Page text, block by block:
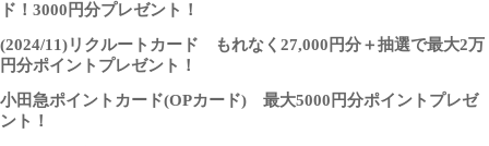
ド！3000円分プレゼント！
(2024/11)リクルートカード もれなく27,000円分＋抽選で最大2万
円分ポイントプレゼント！
小田急ポイントカード(OPカード) 最大5000円分ポイントプレゼ
ント！